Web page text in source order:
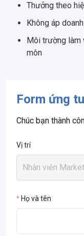
Thưởng theo
Không áp
Môi trường làm
môn
Form ứng
Chúc bạn thành
Vị trí
Họ và tên